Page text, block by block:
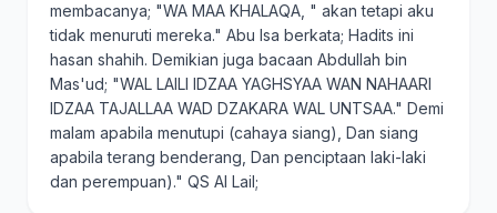
membacanya; "WA MAA KHALAQA, " akan tetapi aku
tidak menuruti mereka." Abu Isa berkata; Hadits ini
hasan shahih. Demikian juga bacaan Abdullah bin
Mas'ud; "WAL LAILI IDZAA YAGHSYAA WAN NAHAARI
IDZAA TAJALLAA WAD DZAKARA WAL UNTSAA." Demi
malam apabila menutupi (cahaya siang), Dan siang
apabila terang benderang, Dan penciptaan laki-laki
dan perempuan)." QS Al Lail;